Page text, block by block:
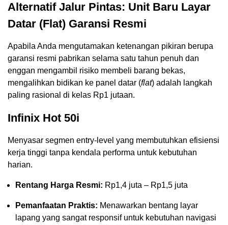
Alternatif Jalur Pintas: Unit Baru Layar
Datar (Flat) Garansi Resmi
Apabila Anda mengutamakan ketenangan pikiran berupa
garansi resmi pabrikan selama satu tahun penuh dan
enggan mengambil risiko membeli barang bekas,
mengalihkan bidikan ke panel datar (flat) adalah langkah
paling rasional di kelas Rp1 jutaan.
Infinix Hot 50i
Menyasar segmen entry-level yang membutuhkan efisiensi
kerja tinggi tanpa kendala performa untuk kebutuhan
harian.
Rentang Harga Resmi: Rp1,4 juta – Rp1,5 juta
Pemanfaatan Praktis: Menawarkan bentang layar
lapang yang sangat responsif untuk kebutuhan navigasi